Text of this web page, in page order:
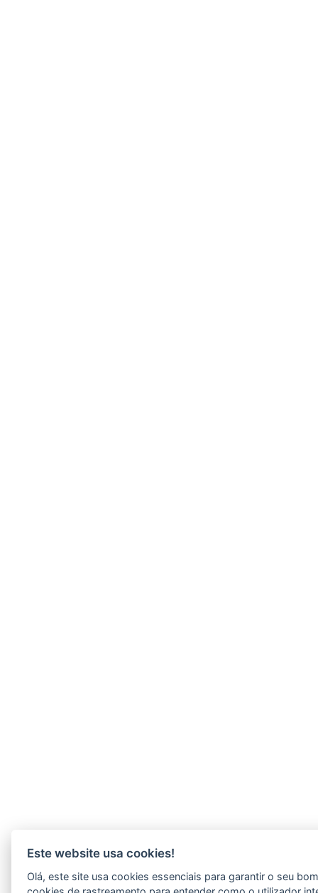
Este website usa cookies!
Olá, este site usa cookies essenciais para garantir o seu